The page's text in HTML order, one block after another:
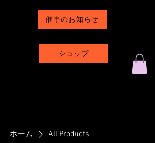
催事のお知らせ
ショップ
ホーム All Products